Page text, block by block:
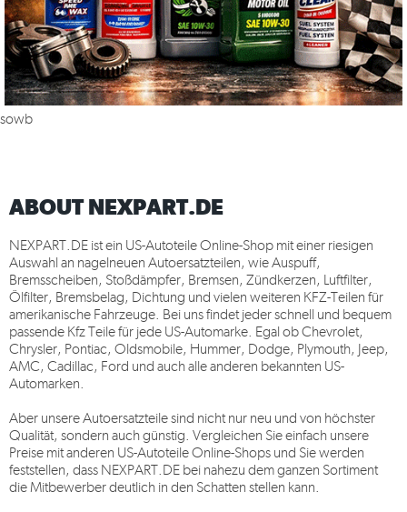
sowb
ABOUT NEXPART.DE
NEXPART.DE ist ein US-Autoteile Online-Shop mit einer riesigen
Auswahl an nagelneuen Autoersatzteilen, wie Auspuff,
Bremsscheiben, Stoßdämpfer, Bremsen, Zündkerzen, Luftfilter,
Ölfilter, Bremsbelag, Dichtung und vielen weiteren KFZ-Teilen für
amerikanische Fahrzeuge. Bei uns findet jeder schnell und bequem
passende Kfz Teile für jede US-Automarke. Egal ob Chevrolet,
Chrysler, Pontiac, Oldsmobile, Hummer, Dodge, Plymouth, Jeep,
AMC, Cadillac, Ford und auch alle anderen bekannten US-
Automarken.
Aber unsere Autoersatzteile sind nicht nur neu und von höchster
Qualität, sondern auch günstig. Vergleichen Sie einfach unsere
Preise mit anderen US-Autoteile Online-Shops und Sie werden
feststellen, dass NEXPART.DE bei nahezu dem ganzen Sortiment
die Mitbewerber deutlich in den Schatten stellen kann.